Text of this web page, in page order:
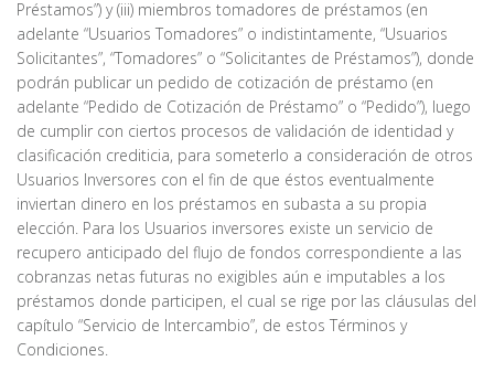
Préstamos”) y (iii) miembros tomadores de préstamos (en
adelante “Usuarios Tomadores” o indistintamente, “Usuarios
Solicitantes”, “Tomadores” o “Solicitantes de Préstamos”), donde
podrán publicar un pedido de cotización de préstamo (en
adelante “Pedido de Cotización de Préstamo” o “Pedido”), luego
de cumplir con ciertos procesos de validación de identidad y
clasificación crediticia, para someterlo a consideración de otros
Usuarios Inversores con el fin de que éstos eventualmente
inviertan dinero en los préstamos en subasta a su propia
elección. Para los Usuarios inversores existe un servicio de
recupero anticipado del flujo de fondos correspondiente a las
cobranzas netas futuras no exigibles aún e imputables a los
préstamos donde participen, el cual se rige por las cláusulas del
capítulo “Servicio de Intercambio”, de estos Términos y
Condiciones.